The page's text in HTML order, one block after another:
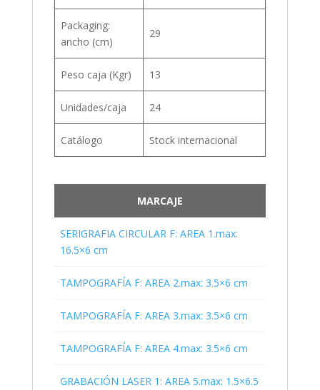
Packaging:
ancho (cm)
29
Peso caja (Kgr) 13
Unidades/caja 24
Catálogo Stock internacional
MARCAJE
SERIGRAFIA CIRCULAR F: AREA 1.max:
16.5×6 cm
TAMPOGRAFÍA F: AREA 2.max: 3.5×6 cm
TAMPOGRAFÍA F: AREA 3.max: 3.5×6 cm
TAMPOGRAFÍA F: AREA 4.max: 3.5×6 cm
GRABACIÓN LASER 1: AREA 5.max: 1.5×6.5